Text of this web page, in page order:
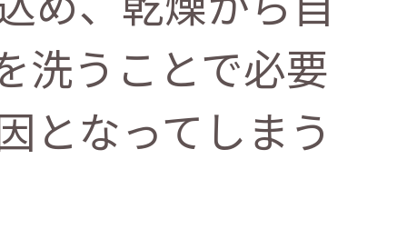
洗うことで必要
となってしまう